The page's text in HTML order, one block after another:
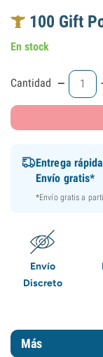
100 Gift
En stock
Cantidad -
Entrega rápida
Envío gratis*
*Envío gratis a
Envío
Discreto
Más